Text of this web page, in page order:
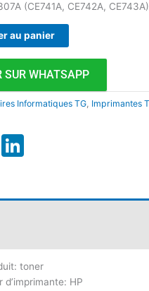
(CE741A, CE742A,
au panier
SUR WHATSAPP
Informatiques TG Imprimantes
WhatsApp
toner
d’imprimante: HP